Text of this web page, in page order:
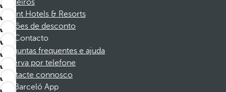
Parceiros
Dorint Hotels & Resorts
Cupões de desconto
Contacto
Perguntas frequentes e ajuda
Reserva por telefone
Contacte connosco
Barceló App